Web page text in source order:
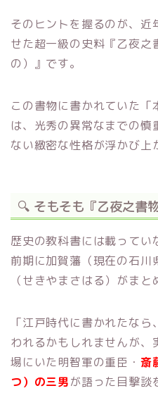
そのヒントを握るのが、近
せた超一級の史料『乙夜之
の）』です。
この書物に書かれていた「
は、光秀の異常なまでの慎
ない緻密な性格が浮かび上
🔍 そもそも『乙夜之書
歴史の教科書には載ってい
前期に加賀藩（現在の石川
（せきやまさはる）がま
「江戸時代に書かれたな
われるかもしれませんが、
場にいた明智軍の重臣・ 斎
つ）の三男が語った目撃談